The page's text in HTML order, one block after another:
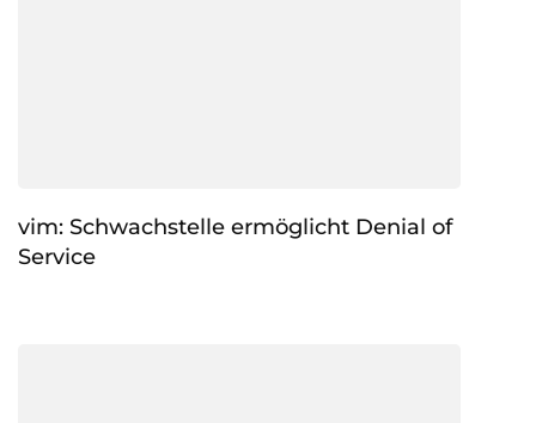
vim: Schwachstelle ermöglicht Denial of
Service